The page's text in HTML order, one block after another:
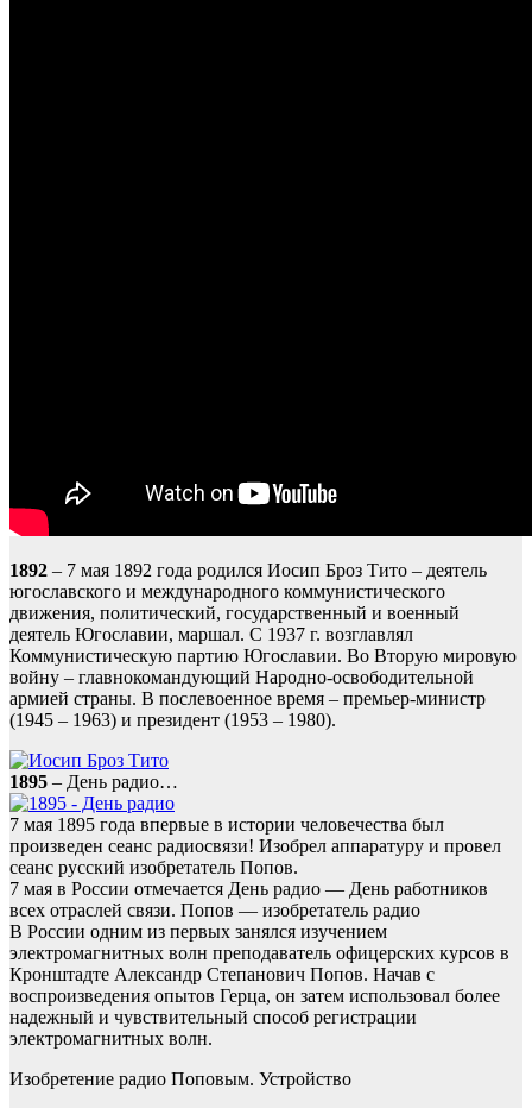
1892 – 7 мая 1892 года родился Иосип Броз Тито – деятель
югославского и международного коммунистического
движения, политический, государственный и военный
деятель Югославии, маршал. С 1937 г. возглавлял
Коммунистическую партию Югославии. Во Вторую мировую
войну – главнокомандующий Народно-освободительной
армией страны. В послевоенное время – премьер-министр
(1945 – 1963) и президент (1953 – 1980).
1895 – День радио…
7 мая 1895 года впервые в истории человечества был
произведен сеанс радиосвязи! Изобрел аппаратуру и провел
сеанс русский изобретатель Попов.
7 мая в России отмечается День радио — День работников
всех отраслей связи. Попов — изобретатель радио
В России одним из первых занялся изучением
электромагнитных волн преподаватель офицерских курсов в
Кронштадте Александр Степанович Попов. Начав с
воспроизведения опытов Герца, он затем использовал более
надежный и чувствительный способ регистрации
электромагнитных волн.
Изобретение радио Поповым. Устройство